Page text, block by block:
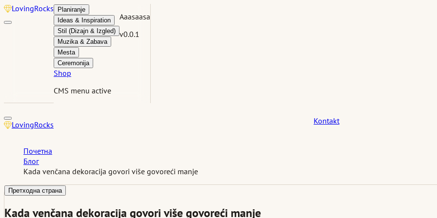
LovingRocks
Planiranje
Ideas & Inspiration
Stil (Dizajn & Izgled)
Muzika & Zabava
Mesta
Ceremonija
Shop
CMS menu active
Aaasaasa
v0.0.1
LovingRocks Kontakt
Почетна
Блог
Kada venčana dekoracija govori više govoreći manje
Претходна страна
Kada venčana dekoracija govori više govoreći manje